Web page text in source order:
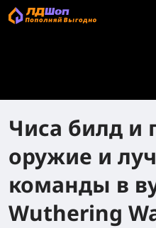
Чиса билд и
оружие и
команды в
Wuthering